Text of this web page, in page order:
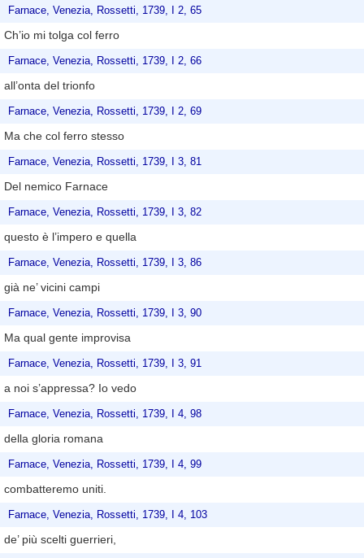
Farnace, Venezia, Rossetti, 1739, I 2, 65
Ch’io mi tolga col ferro
Farnace, Venezia, Rossetti, 1739, I 2, 66
all’onta del trionfo
Farnace, Venezia, Rossetti, 1739, I 2, 69
Ma che col ferro stesso
Farnace, Venezia, Rossetti, 1739, I 3, 81
Del nemico Farnace
Farnace, Venezia, Rossetti, 1739, I 3, 82
questo è l’impero e quella
Farnace, Venezia, Rossetti, 1739, I 3, 86
già ne’ vicini campi
Farnace, Venezia, Rossetti, 1739, I 3, 90
Ma qual gente improvisa
Farnace, Venezia, Rossetti, 1739, I 3, 91
a noi s’appressa? Io vedo
Farnace, Venezia, Rossetti, 1739, I 4, 98
della gloria romana
Farnace, Venezia, Rossetti, 1739, I 4, 99
combatteremo uniti.
Farnace, Venezia, Rossetti, 1739, I 4, 103
de’ più scelti guerrieri,